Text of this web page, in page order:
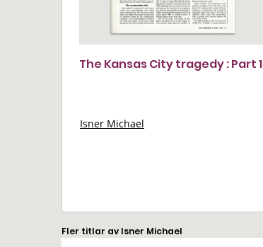
The Kansas City tragedy : Part 1
Isner Michael
Fler titlar av Isner Michael